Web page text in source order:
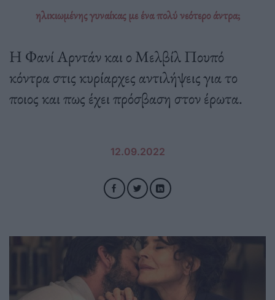
ηλικιωμένης γυναίκας με ένα πολύ νεότερο άντρα;
Η Φανί Αρντάν και ο Μελβίλ Πουπό
κόντρα στις κυρίαρχες αντιλήψεις για το
ποιος και πως έχει πρόσβαση στον έρωτα.
12.09.2022